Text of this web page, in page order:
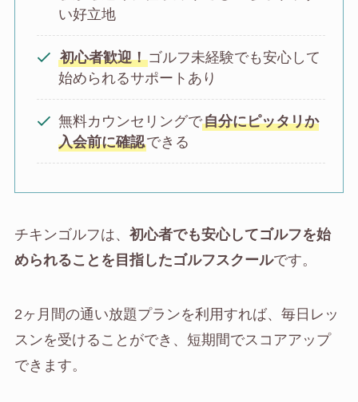
い好立地
初心者歓迎！ゴルフ未経験でも安心して
始められるサポートあり
無料カウンセリングで自分にピッタリか
入会前に確認できる
チキンゴルフは、 初心者でも安心してゴルフを始
められることを目指したゴルフスクールです。
2ヶ月間の通い放題プランを利用すれば、毎日レッ
スンを受けることができ、短期間でスコアアップ
できます。